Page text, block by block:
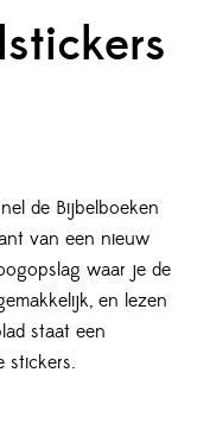
de Bijbelboeken
van een nieuw
waar je de
en lezen
staat een
stickers.